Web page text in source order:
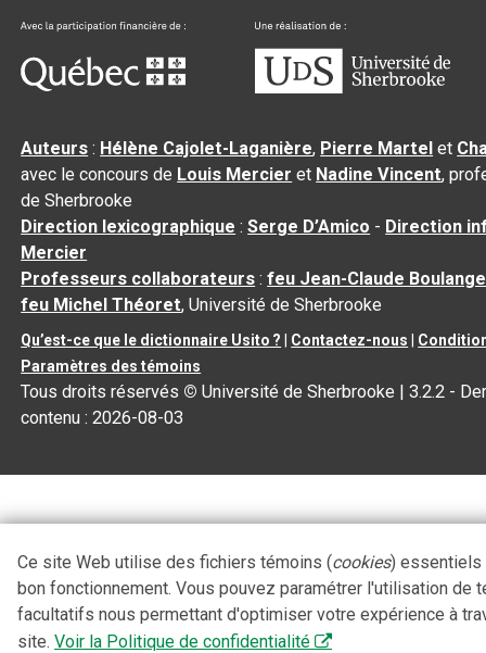
Auteurs : Hélène Cajolet-Laganière, Pierre Martel et
avec le concours de Louis Mercier et Nadine Vincent,
de Sherbrooke
Direction lexicographique :Serge D’Amico - Direction
Mercier
Professeurs collaborateurs :feu Jean-Claude
feu Michel Théoret, Université de Sherbrooke
Qu’est-ce que le dictionnaire Usito ? Contactez-nous
Paramètres des témoins
Tous droits réservés © Université de Sherbrooke |3.2.2 -
contenu :2026-08-03
Ce site Web utilise des fichiers témoins (cookies) essentiels
bon fonctionnement. Vous pouvez paramétrer l'utilisation de
facultatifs nous permettant d'optimiser votre expérience à
site. Voir la Politique de confidentialité